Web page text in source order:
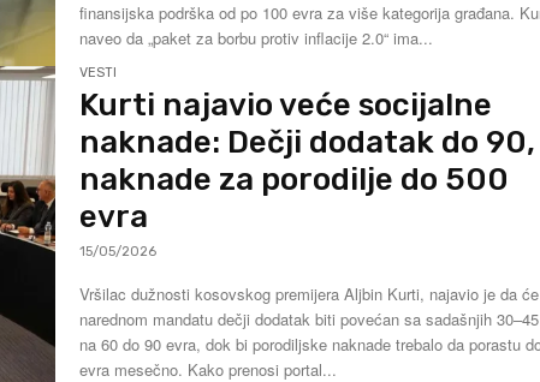
finansijska podrška od po 100 evra za više kategorija građana. Kurti je
naveo da „paket za borbu protiv inflacije 2.0“ ima...
VESTI
Kurti najavio veće socijalne
naknade: Dečji dodatak do 90,
naknade za porodilje do 500
evra
15/05/2026
Vršilac dužnosti kosovskog premijera Aljbin Kurti, najavio je da
narednom mandatu dečji dodatak biti povećan sa sadašnjih
na 60 do 90 evra, dok bi porodiljske naknade trebalo da porastu
evra mesečno. Kako prenosi portal...